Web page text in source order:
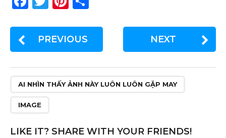
c
e
o
o
k
it
te
te
re
ar
e
PREVIOUS NEXT
AI NHÌN THẤY ẢNH NÀY LUÔN LUÔN GẶP MAY
IMAGE
LIKE IT? SHARE WITH YOUR FRIENDS!